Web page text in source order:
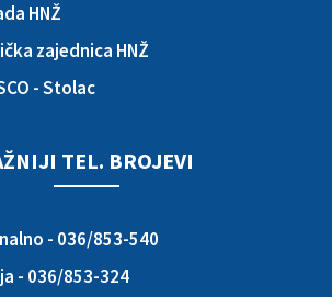
HNŽ
zajednica HNŽ
- Stolac
TEL. BROJEVI
- 036/853-540
- 036/853-324